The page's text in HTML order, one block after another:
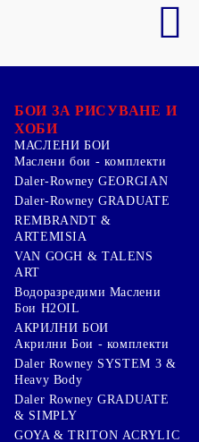
БОИ ЗА РИСУВАНЕ И
ХОБИ
МАСЛЕНИ БОИ
Маслени бои - комплекти
Daler-Rowney GEORGIAN
Daler-Rowney GRADUATE
REMBRANDT &
ARTEMISIA
VAN GOGH & TALENS
ART
Водоразредими Маслени
Бои H2OIL
АКРИЛНИ БОИ
Акрилни Бои - комплекти
Daler Rowney SYSTEM 3 &
Heavy Body
Daler Rowney GRADUATE
& SIMPLY
GOYA & TRITON АCRYLIC